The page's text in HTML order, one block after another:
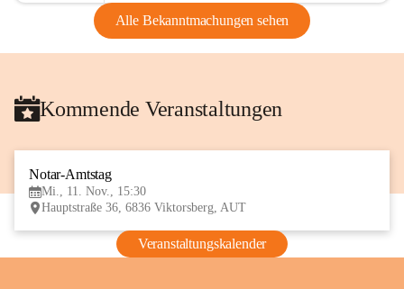
Alle Bekanntmachungen sehen
Kommende Veranstaltungen
Notar-Amtstag
Mi., 11. Nov., 15:30
Hauptstraße 36, 6836 Viktorsberg, AUT
Veranstaltungskalender